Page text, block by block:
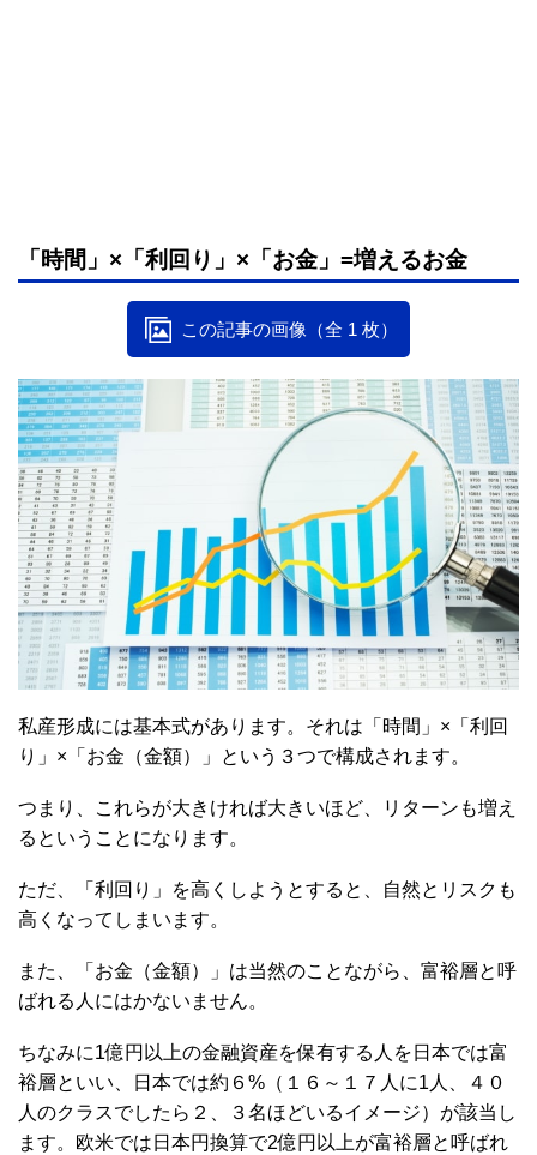
「時間」×「利回り」×「お金」=増えるお金
この記事の画像（全 1 枚）
私産形成には基本式があります。それは「時間」×「利回
り」×「お金（金額）」という３つで構成されます。
つまり、これらが大きければ大きいほど、リターンも増え
るということになります。
ただ、「利回り」を高くしようとすると、自然とリスクも
高くなってしまいます。
また、「お金（金額）」は当然のことながら、富裕層と呼
ばれる人にはかないません。
ちなみに1億円以上の金融資産を保有する人を日本では富
裕層といい、日本では約６%（１６～１７人に1人、４０
人のクラスでしたら２、３名ほどいるイメージ）が該当し
ます。欧米では日本円換算で2億円以上が富裕層と呼ばれ